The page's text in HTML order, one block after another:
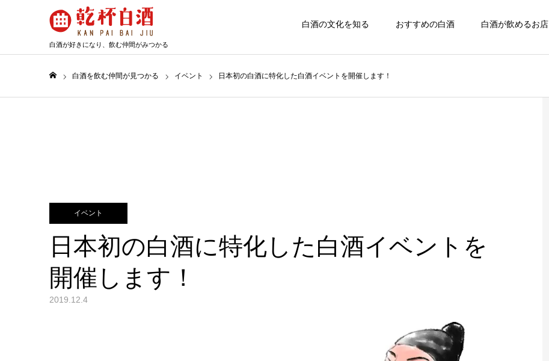
白酒が好き にな り、 飲む仲間がみつかる
白酒の文化を知る おすすめの白酒 白酒が飲めるお店
白酒を飲む仲間が見つかる イベント 日本初の白酒に特化した白酒イベントを開催します！
イベント
日本初の白酒に特化した白酒イベントを
開催します！
2019.12.4